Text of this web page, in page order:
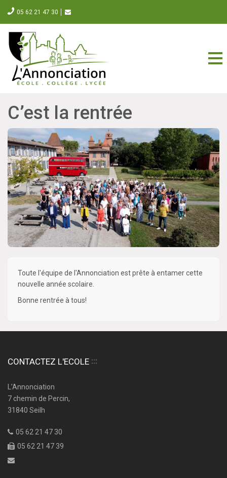
05 62 21 47 30
C’est la rentrée
Toute l'équipe de l'Annonciation est prête à entamer cette
nouvelle année scolaire.
Bonne rentrée à tous!
CONTACTEZ L'ECOLE
L’Annonciation
7 chemin de Percin,
31840 Seilh
05 62 21 47 30
05 62 21 47 39